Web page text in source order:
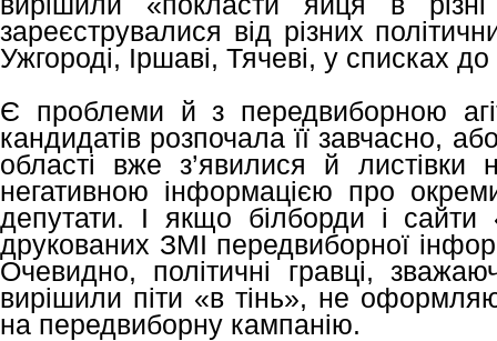
зареєструвалися від різних
Ужгороді, Іршаві, Тячеві, у списках
Є проблеми й з передвиборною
кандидатів розпочала її завчасно,
області вже з’явилися й листівки
негативною інформацією про
депутати. І якщо білборди і сайти
друкованих ЗМІ передвиборної
Очевидно, політичні гравці,
вирішили піти «в тінь», не
на передвиборну кампанію.